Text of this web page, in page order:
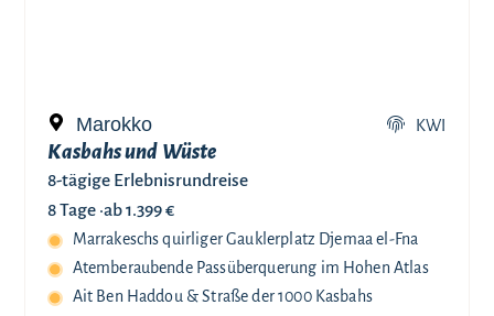
Marokko KWI
Kasbahs und Wüste
8-tägige Erlebnisrundreise
8 Tage ·ab 1.399 €
Marrakeschs quirliger Gauklerplatz Djemaa el-Fna
Atemberaubende Passüberquerung im Hohen Atlas
Ait Ben Haddou & Straße der 1000 Kasbahs